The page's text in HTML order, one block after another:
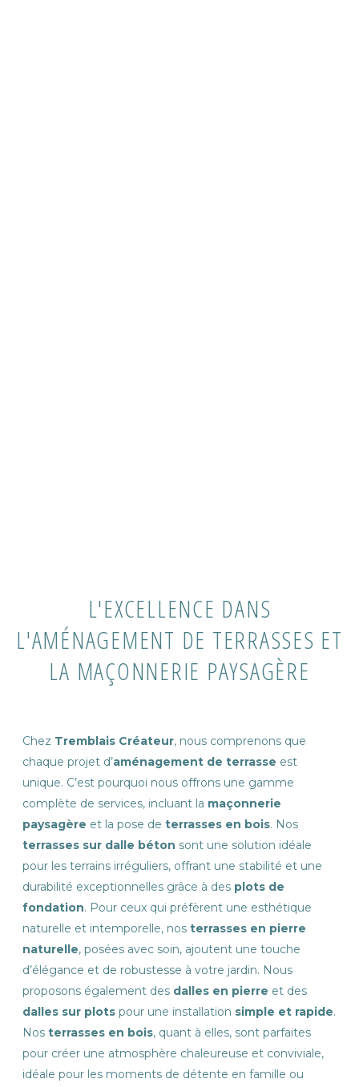
L'EXCELLENCE DANS
L'AMÉNAGEMENT DE TERRASSES ET
LA MAÇONNERIE PAYSAGÈRE
Chez Tremblais Créateur, nous comprenons que
chaque projet d’aménagement de terrasse est
unique. C’est pourquoi nous offrons une gamme
complète de services, incluant la maçonnerie
paysagère et la pose de terrasses en bois. Nos
terrasses sur dalle béton sont une solution idéale
pour les terrains irréguliers, offrant une stabilité et une
durabilité exceptionnelles grâce à des plots de
fondation. Pour ceux qui préfèrent une esthétique
naturelle et intemporelle, nos terrasses en pierre
naturelle, posées avec soin, ajoutent une touche
d’élégance et de robustesse à votre jardin. Nous
proposons également des dalles en pierre et des
dalles sur plots pour une installation simple et rapide.
Nos terrasses en bois, quant à elles, sont parfaites
pour créer une atmosphère chaleureuse et conviviale,
idéale pour les moments de détente en famille ou